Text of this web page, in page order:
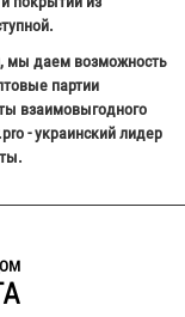
мы даем возможность
партии
взаимовыгодного
- украинский лидер